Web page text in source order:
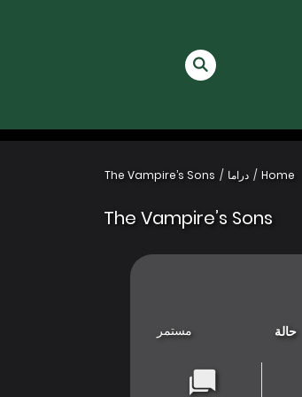
Home دراما The Vampire’s Sons
The Vampire’s Sons
حالة مستمر